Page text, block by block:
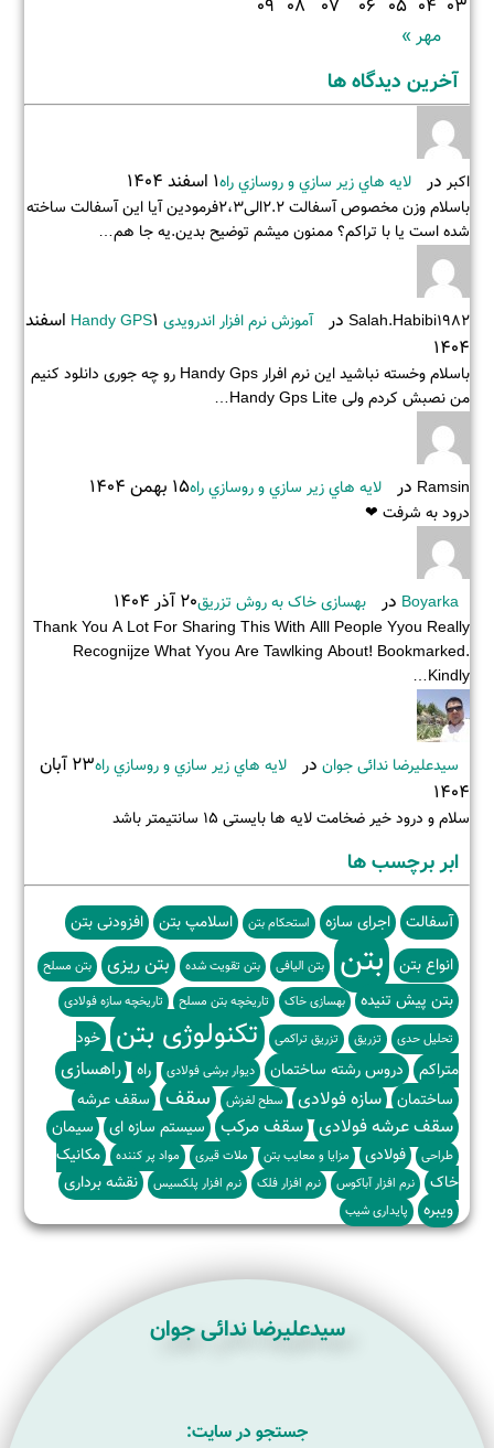
03
04
05
06
07
08
09
مهر »
آخرین دیدگاه ها
اکبر در لايه هاي زير سازي و روسازي راه1 اسفند 1404
باسلام وزن مخصوص آسفالت 2.2الی2،3فرمودین آیا این آسفالت ساخته
شده است یا با تراکم؟ ممنون میشم توضیح بدین.یه جا هم…
Salah.habibi1982 در آموزش نرم افزار اندرویدی Handy GPS
1 اسفند
1404
باسلام وخسته نباشید این نرم افرار Handy Gps رو چه جوری دانلود کنیم
من نصبش کردم ولی Handy Gps Lite…
Ramsin در لايه هاي زير سازي و روسازي راه15 بهمن 1404
درود به شرفت ❤
Boyarka در بهسازی خاک به روش تزریق20 آذر 1404
Thank You A Lot For Sharing This With Alll People Yyou Really
Recognijze What Yyou Are Tawlking About! Bookmarked.
Kindly…
سیدعلیرضا ندائی جوان در لايه هاي زير سازي و روسازي راه
23 آبان
1404
سلام و درود خیر ضخامت لایه ها بایستی ۱۵ سانتیمتر باشد
ابر برچسب ها
آسفالت اجرای سازه استحکام بتن اسلامپ بتن
افزودنی بتن
انواع بتن
بتن بتن الیافی بتن تقویت شده بتن ریزی بتن مسلح
بتن پیش تنیده بهسازی خاک تاریخچه بتن مسلح
تاریخچه سازه فولادی
تحلیل حدی
تزریق تزریق تراکمی تکنولوژی بتن
خود
متراکم
دروس رشته ساختمان دیوار برشی فولادی راه راهسازی
ساختمان سازه فولادی سطح لغزش سقف سقف عرشه
سقف عرشه فولادی سقف مرکب سیستم سازه ای سیمان
طراحی فولادی مزایا و معایب بتن ملات قیری مواد پر کننده
مکانیک
خاک
نرم افزار آباکوس نرم افزار فلک نرم افزار پلکسیس
نقشه برداری
ویبره
پایداری شیب
سیدعلیرضا ندائی جوان
جستجو در سایت: